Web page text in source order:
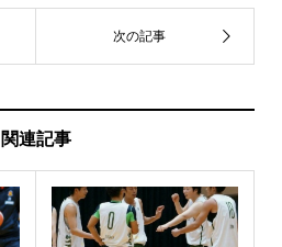
関連記事